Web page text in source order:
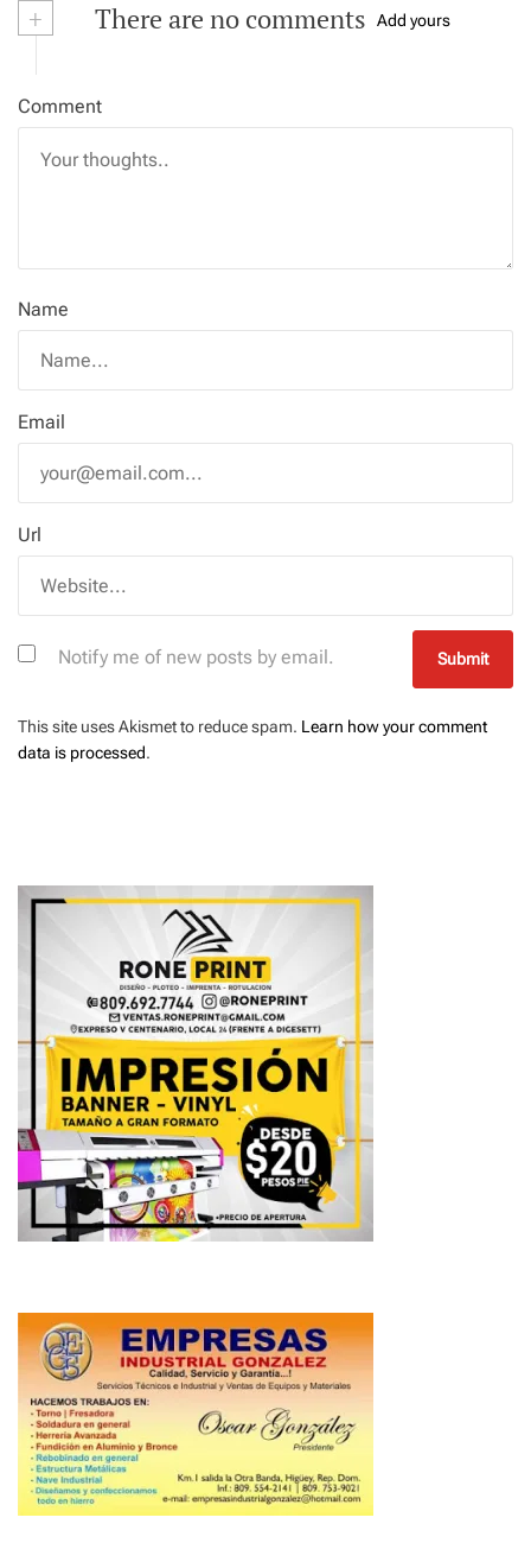
+ There are no comments Add yours
Comment
Name
Email
Url
Notify me of new posts by email.
This site uses Akismet to reduce spam. Learn how your comment
data is processed.